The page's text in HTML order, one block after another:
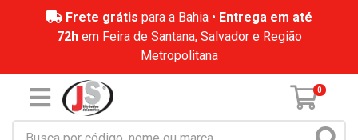
Frete grátis para a Bahia • Entrega em até
72hem Feira de Santana, Salvador e Região
Metropolitana
0